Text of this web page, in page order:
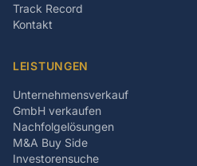
Track Record
Kontakt
LEISTUNGEN
Unternehmensverkauf
GmbH verkaufen
Nachfolgelösungen
M&A Buy Side
Investorensuche